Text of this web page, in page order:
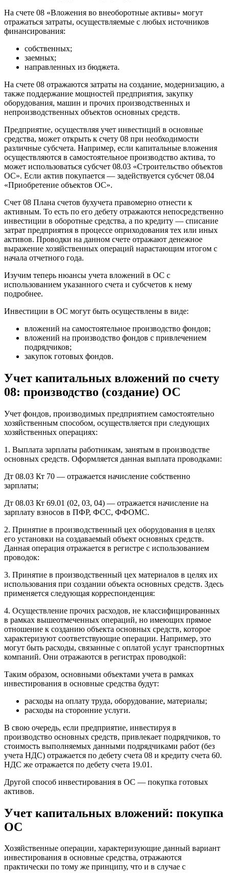
На счете 08 «Вложения во внеоборотные активы» могут
отражаться затраты, осуществляемые с любых источников
финансирования:
собственных;
заемных;
направленных из бюджета.
На счете 08 отражаются затраты на создание, модернизацию, а
также поддержание мощностей предприятия, закупку
оборудования, машин и прочих производственных и
непроизводственных объектов основных средств.
Предприятие, осуществляя учет инвестиций в основные
средства, может открыть к счету 08 при необходимости
различные субсчета. Например, если капитальные вложения
осуществляются в самостоятельное производство актива, то
может использоваться субсчет 08.03 «Строительство объектов
ОС». Если актив покупается — задействуется субсчет 08.04
«Приобретение объектов ОС».
Счет 08 Плана счетов бухучета правомерно отнести к
активным. То есть по его дебету отражаются непосредственно
инвестиции в оборотные средства, а по кредиту — списание
затрат предприятия в процессе оприходования тех или иных
активов. Проводки на данном счете отражают денежное
выражение хозяйственных операций нарастающим итогом с
начала отчетного года.
Изучим теперь нюансы учета вложений в ОС с
использованием указанного счета и субсчетов к нему
подробнее.
Инвестиции в ОС могут быть осуществлены в виде:
вложений на самостоятельное производство фондов;
вложений на производство фондов с привлечением
подрядчиков;
закупок готовых фондов.
Учет капитальных вложений по счету
08: производство (создание) ОС
Учет фондов, производимых предприятием самостоятельно
хозяйственным способом, осуществляется при следующих
хозяйственных операциях:
1. Выплата зарплаты работникам, занятым в производстве
основных средств. Оформляется данная выплата проводками:
Дт 08.03 Кт 70 — отражается начисление собственно
зарплаты;
Дт 08.03 Кт 69.01 (02, 03, 04) — отражается начисление на
зарплату взносов в ПФР, ФСС, ФФОМС.
2. Принятие в производственный цех оборудования в целях
его установки на создаваемый объект основных средств.
Данная операция отражается в регистре с использованием
проводок:
3. Принятие в производственный цех материалов в целях их
использования при создании объекта основных средств. Здесь
применяется следующая корреспонденция:
4. Осуществление прочих расходов, не классифицированных
в рамках вышеотмеченных операций, но имеющих прямое
отношение к созданию объекта основных средств, которое
характеризуют соответствующие операции. Например, это
могут быть расходы, связанные с оплатой услуг транспортных
компаний. Они отражаются в регистрах проводкой:
Таким образом, основными объектами учета в рамках
инвестирования в основные средства будут:
расходы на оплату труда, оборудование, материалы;
расходы на сторонние услуги.
В свою очередь, если предприятие, инвестируя в
производство основных средств, привлекает подрядчиков, то
стоимость выполняемых данными подрядчиками работ (без
учета НДС) отражается по дебету счета 08 и кредиту счета 60.
НДС же отражается по дебету счета 19.01.
Другой способ инвестирования в ОС — покупка готовых
активов.
Учет капитальных вложений: покупка
ОС
Хозяйственные операции, характеризующие данный вариант
инвестирования в основные средства, отражаются
практически по тому же принципу, что и в случае с